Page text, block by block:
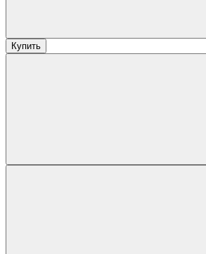
Купить